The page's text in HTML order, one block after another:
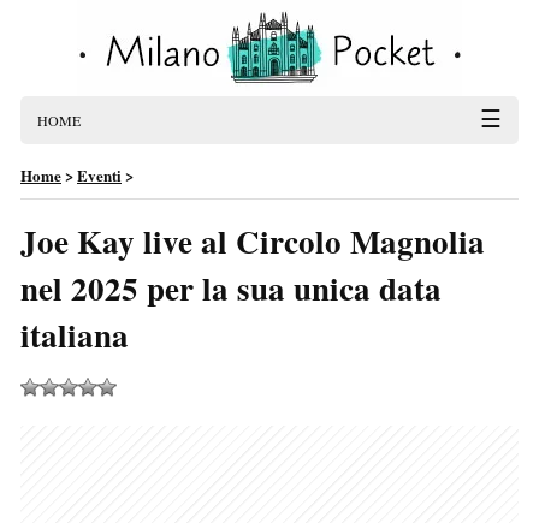
HOME ☰
Home>Eventi>
Joe Kay live al Circolo Magnolia
nel 2025 per la sua unica data
italiana